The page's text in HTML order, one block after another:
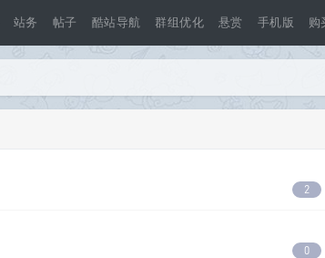
站务 帖子 酷站导航 群组优化 悬赏 手机版 购
2
0